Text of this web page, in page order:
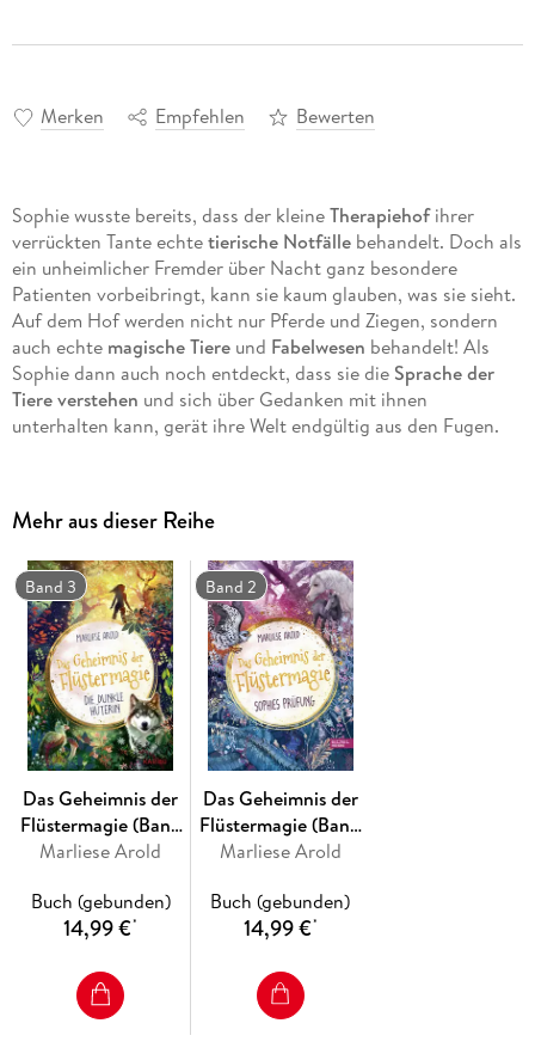
Merken Empfehlen Bewerten
Sophie wusste bereits, dass der kleineTherapiehofihrer
verrückten Tante echtetierische Notfälle behandelt. Doch als
ein unheimlicher Fremder über Nacht ganz besondere
Patienten vorbeibringt, kann sie kaum glauben, was sie sieht.
Auf dem Hof werden nicht nur Pferde und Ziegen, sondern
auch echte magische Tiereund Fabelwesen behandelt! Als
Sophie dann auch noch entdeckt, dass sie die Sprache der
Tiere verstehen und sich über Gedanken mit ihnen
unterhalten kann, gerät ihre Welt endgültig aus den Fugen.
ihre magische Begabung entdeckt, sondern auch noch
Freunde fürs Leben findet und sichzum allerersten Mal
verliebt.
Alle Bände der "Flüstermagie"-Reihe:
Band 1: Das Geheimnis der Flüstermagie - Der Zauberwald
erwacht
Band 2: Das Geheimnis der Flüstermagie - Sophies
Prüfung
Band 3: Das Geheimnis der Flüstermagie - Die dunkle
Hüterin
Weitere Reihen der Autorin:
Der magische 8. Tag
Princess Mysteries
Mehr aus dieser Reihe
Band 3
Das Geheimnis der
Flüstermagie (Band
3) - Die dunkle
Marliese Arold
Buch (gebunden)
14,99 €*
Band 2
Das Geheimnis der
Flüstermagie (Band
2) - Sophies Prüfung
Marliese Arold
Buch (gebunden)
14,99 €*